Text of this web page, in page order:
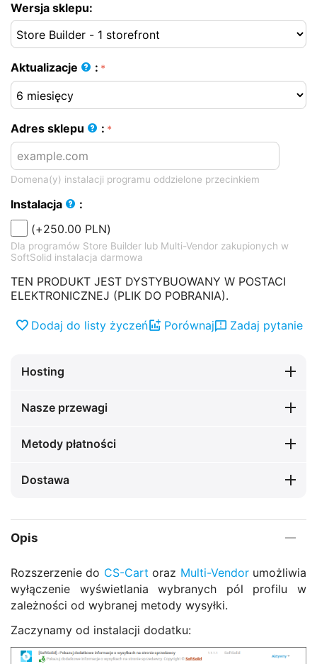
Wersja sklepu:
Aktualizacje :
Adres sklepu :
Domena(y) instalacji programu oddzielone przecinkiem
Instalacja
:
(+250.00 PLN)
Dla programów Store Builder lub Multi-Vendor zakupionych w
SoftSolid instalacja darmowa
TEN PRODUKT JEST DYSTYBUOWANY W POSTACI
ELEKTRONICZNEJ (PLIK DO POBRANIA).
Dodaj do listy życzeń Porównaj Zadaj pytanie
Hosting
Nasze przewagi
Metody płatności
Dostawa
Opis
Rozszerzenie do CS-Cart oraz Multi-Vendorumożliwia
wyłączenie wyświetlania wybranych pól profilu w
zależności od wybranej metody wysyłki.
Zaczynamy od instalacji dodatku: